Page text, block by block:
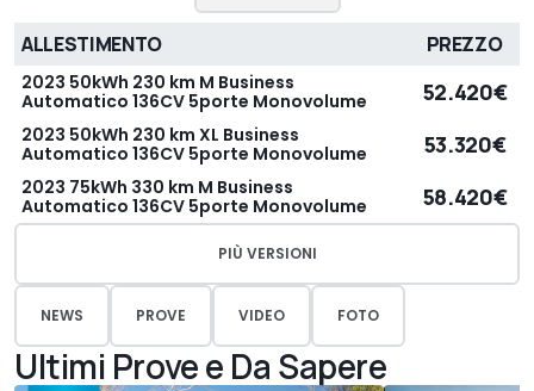
ALLESTIMENTO PREZZO
2023 50kWh 230 km M Business
Automatico 136CV 5porte Monovolume
52.420€
2023 50kWh 230 km XL Business
Automatico 136CV 5porte Monovolume
53.320€
2023 75kWh 330 km M Business
Automatico 136CV 5porte Monovolume
58.420€
PIÙ VERSIONI
NEWS PROVE VIDEO FOTO
Ultimi Prove e Da Sapere